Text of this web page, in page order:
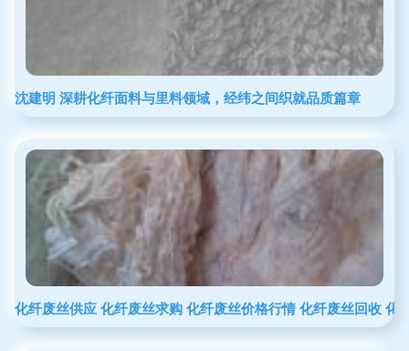
沈建明 深耕化纤面料与里料领域，经纬之间织就品质篇章
化纤废丝供应 化纤废丝求购 化纤废丝价格行情 化纤废丝回收 化